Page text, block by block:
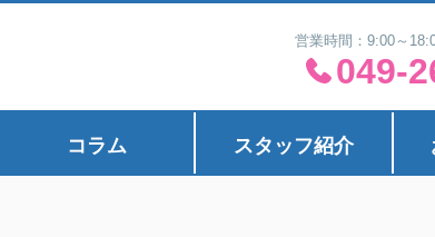
営業時間：9:00～
049-
コラム スタッフ紹介